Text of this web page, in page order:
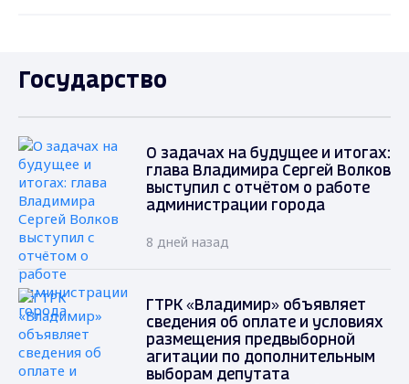
Государство
О задачах на будущее и итогах:
глава Владимира Сергей Волков
выступил с отчётом о работе
администрации города
8 дней назад
ГТРК «Владимир» объявляет
сведения об оплате и условиях
размещения предвыборной
агитации по дополнительным
выборам депутата